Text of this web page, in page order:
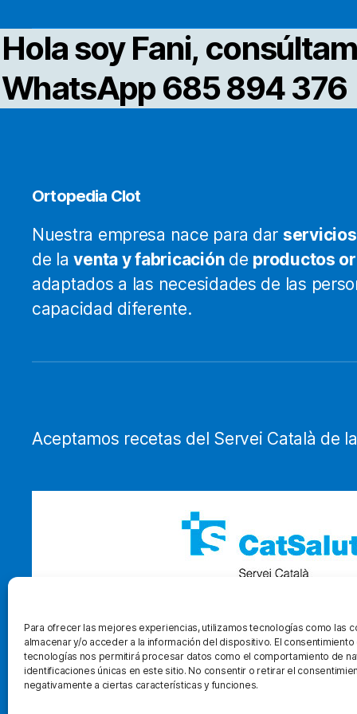
Para ofrecer las mejores experiencias, utilizamos tecnologías como las
almacenar y/o acceder a la información del dispositivo. El consentimiento
tecnologías nos permitirá procesar datos como el comportamiento de
identificaciones únicas en este sitio. No consentir o retirar el
negativamente a ciertas características y funciones.
Hola soy Fani,
WhatsApp 685 894 376
Ortopedia Clot
Nuestra empresa nace para dar servicios
de laventa y fabricaciónde productos
adaptados a las necesidades de las
capacidad diferente.
Aceptamos recetas del Servei Català de